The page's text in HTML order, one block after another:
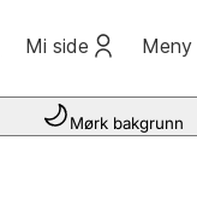
Mi side Meny
Mørk bakgrunn